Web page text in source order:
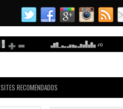
SITES RECOMENDADOS